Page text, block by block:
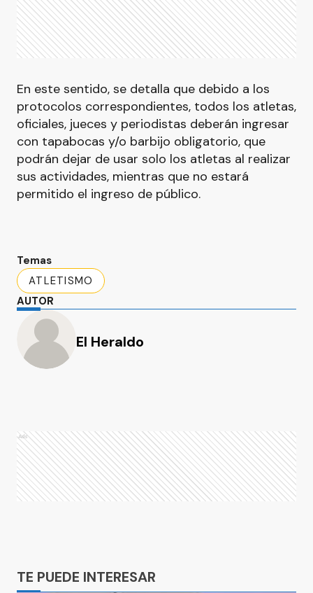
En este sentido, se detalla que debido a los
protocolos correspondientes, todos los atletas,
oficiales, jueces y periodistas deberán ingresar
con tapabocas y/o barbijo obligatorio, que
podrán dejar de usar solo los atletas al realizar
sus actividades, mientras que no estará
permitido el ingreso de público.
Temas
ATLETISMO
AUTOR
El Heraldo
Ads
TE PUEDE INTERESAR